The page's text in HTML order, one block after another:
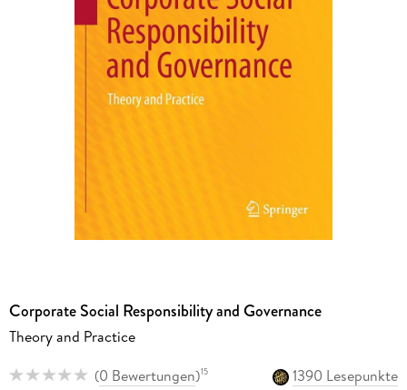
Corporate Social Responsibility and Governance
Theory and Practice
(0 Bewertungen)15
1390 Lesepunkte